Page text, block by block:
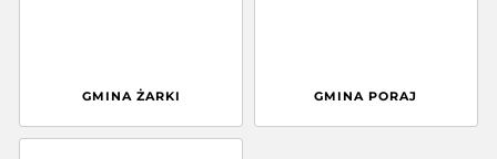
GMINA ŻARKI GMINA PORAJ